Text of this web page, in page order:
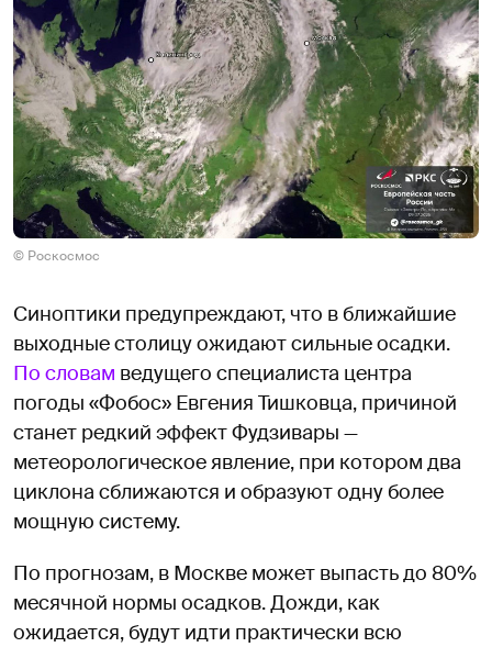
© Роскосмос
Синоптики предупреждают, что в ближайшие
выходные столицу ожидают сильные осадки.
По словам ведущего специалиста центра
погоды «Фобос» Евгения Тишковца, причиной
станет редкий эффект Фудзивары —
метеорологическое явление, при котором два
циклона сближаются и образуют одну более
мощную систему.
По прогнозам, в Москве может выпасть до 80%
месячной нормы осадков. Дожди, как
ожидается, будут идти практически всю